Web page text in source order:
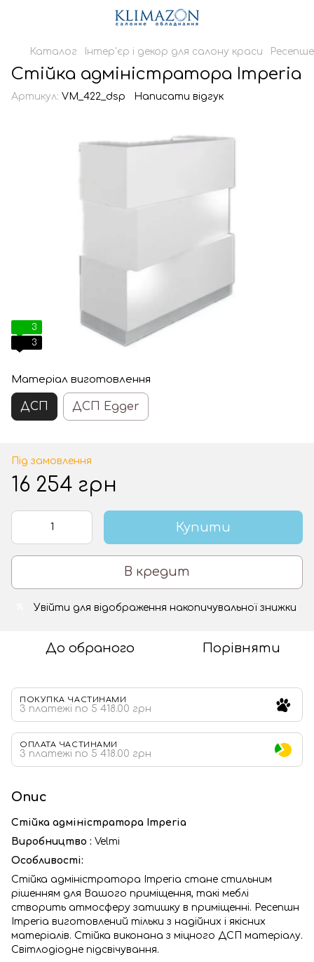
Каталог Інтер'єр і декор для салону краси
Стійка адміністратора Imperia
Артикул: VM_422_dsp Написати відгук
3
3
Матеріал виготовлення
ДСП ДСП Egger
Під замовлення
16 254 грн
Купити
В кредит
Увійти для відображення накопичувальної знижки
До обраного Порівняти
ПОКУПКА ЧАСТИНАМИ
3 платежі по 5 418.00 грн
ОПЛАТА ЧАСТИНАМИ
3 платежі по 5 418.00 грн
Опис
Стійка адміністратора Imperia
Виробництво : Velmi
Особливості:
Стійка адміністратора Imperia стане стильним
рішенням для Вашого приміщення, такі меблі
створить атмосферу затишку в приміщенні. Ресепшн
Imperia виготовлений тільки з надійних і якісних
матеріалів. Стійка виконана з міцного ДСП матеріалу.
Світлодіодне підсвічування.